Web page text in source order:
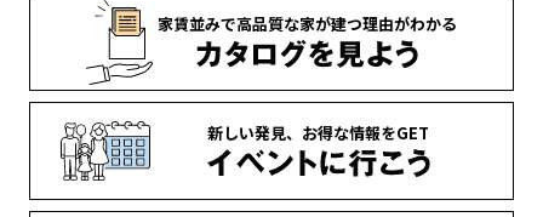
家賃並みで高品質な家が建つ理由がわかる
新しい発見、 お得な情報をGET